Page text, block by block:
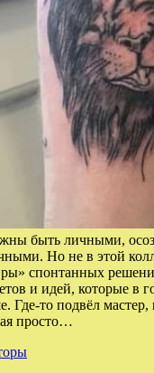
быть личными,
Но не в этой
спонтанных
и идей, которые в
Где-то подвёл
просто…